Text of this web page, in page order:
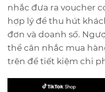
nhắc đưa ra voucher
hợp lý để thu hút
đơn và doanh số.
thể cân nhắc mua
trên để tiết kiệm chi